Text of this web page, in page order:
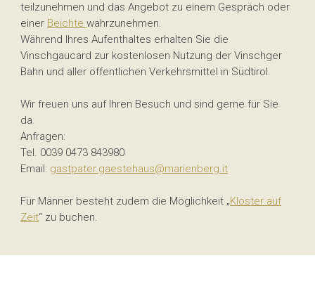
teilzunehmen und das Angebot zu einem Gespräch oder
einer Beichtewahrzunehmen.
Während Ihres Aufenthaltes erhalten Sie die
Vinschgaucard zur kostenlosen Nutzung der Vinschger
Bahn und aller öffentlichen Verkehrsmittel in Südtirol.
Wir freuen uns auf Ihren Besuch und sind gerne für Sie
da.
Anfragen:
Tel. 0039 0473 843980
Email: gastpater.gaestehaus@marienberg.it
Für Männer besteht zudem die Möglichkeit „Kloster auf
Zeit“ zu buchen.